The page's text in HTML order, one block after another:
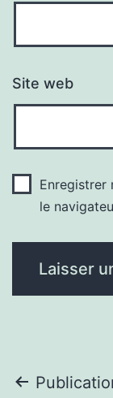
Site web
Enregistrer
le